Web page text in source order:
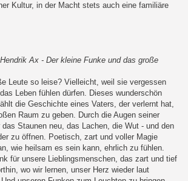
Kultur, in der Macht stets auch eine familiäre
Ax - Der kleine Funke und das große
Leute so leise? Vielleicht, weil sie vergessen
Leben fühlen dürfen. Dieses wunderschön
die Geschichte eines Vaters, der verlernt hat,
Raum zu geben. Durch die Augen seiner
Staunen neu, das Lachen, die Wut - und den
zu öffnen. Poetisch, zart und voller Magie
wie heilsam es sein kann, ehrlich zu fühlen.
für unsere Lieblingsmenschen, das zart und tief
wo wir lernen, unser Herz wieder laut